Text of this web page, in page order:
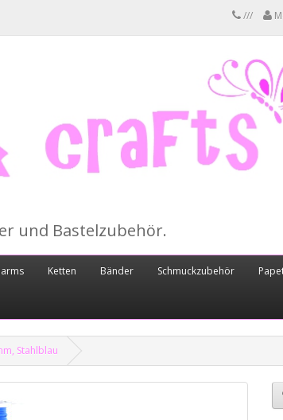
///
und Bastelzubehör.
Ketten Bänder Schmuckzubehör
Stahlblau